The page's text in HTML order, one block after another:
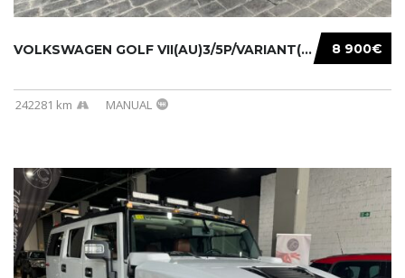
8 900€
VOLKSWAGEN GOLF VII(AU)3/5P/VARIANT(12-16 20...
242281 km MANUAL